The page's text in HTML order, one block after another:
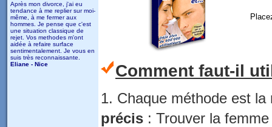
Après mon divorce, j'ai eu
tendance à me replier sur moi-
même, à me fermer aux
hommes. Je pense que c'est
une situation classique de
rejet. Vos methodes m'ont
aidée à refaire surface
sentimentalement. Je vous en
suis très reconnaissante.
Eliane - Nice
Comment faut-il
1. Chaque méthode est la
précis : Trouver la